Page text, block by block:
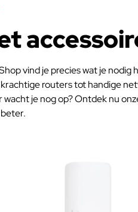
vind je precies wat je nodig
routers tot handige
je nog op? Ontdek nu